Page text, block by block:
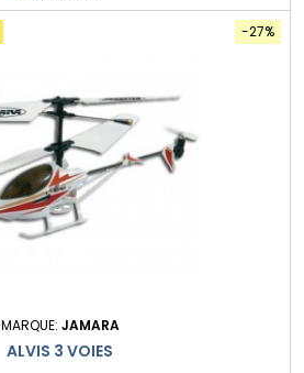
-27%
MARQUE: JAMARA
ALVIS 3 VOIES